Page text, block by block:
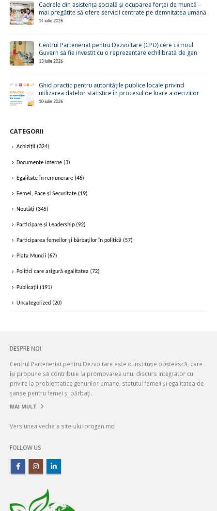
Cadrele din asistența socială și ocuparea forței de muncă –
mai pregătite să ofere servicii centrate pe demnitatea umană
14 iulie 2026
Centrul Parteneriat pentru Dezvoltare (CPD) cere ca noul
Guvern să fie investit cu o reprezentare echilibrată de gen
13 iulie 2026
Ghid practic pentru autoritățile publice locale privind
utilizarea datelor statistice în procesul de luare a deciziilor
10 iulie 2026
CATEGORII
Achiziții (324)
Documente Interne (3)
Egalitate în remunerare (46)
Femei, Pace și Securitate (19)
Noutăți (345)
Participare și Leadership (92)
Participarea femeilor și bărbaților în politică (57)
Piața Muncii (67)
Politici care asigură egalitatea (72)
Publicații (191)
Uncategorized (20)
DESPRE NOI
Centrul Parteneriat pentru Dezvoltare este o instituție obștească, care
își propune să contribuie la promovarea unui discurs integrator cu
privire la problematica genurilor umane, statutul femeii și egalitatea de
șanse pentru femei și bărbați.
MAI MULT
Versiunea veche a site-ului progen.md
FOLLOW US